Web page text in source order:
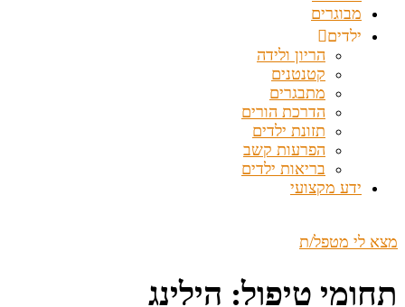
מבוגרים
ילדים
הריון ולידה
קטנטנים
מתבגרים
הדרכת הורים
תזונת ילדים
הפרעות קשב
בריאות ילדים
ידע מקצועי
מצא לי מטפל/ת
תחומי טיפול: הילינג